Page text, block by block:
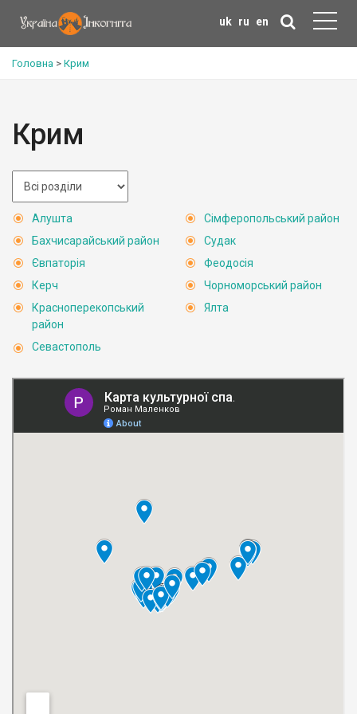
uk ru en
Головна > Крим
Крим
Алушта
Бахчисарайський район
Євпаторія
Керч
Красноперекопський
район
Севастополь
Сімферопольський район
Судак
Феодосія
Чорноморський район
Ялта